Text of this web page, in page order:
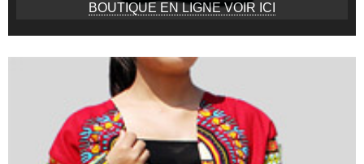
BOUTIQUE EN LIGNE VOIR ICI